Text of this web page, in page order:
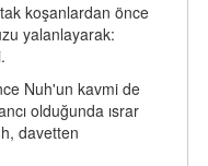
koşanlardan önce
yalanlayarak:
Nuh'un kavmi de
olduğunda ısrar
davetten